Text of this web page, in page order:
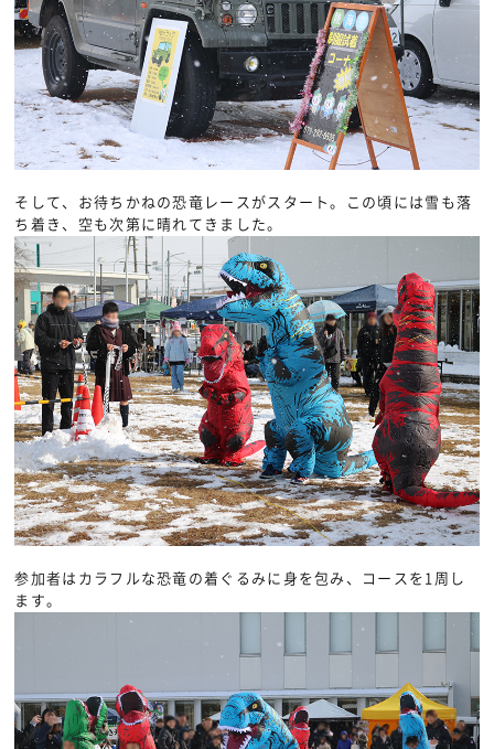
そして、お待ちかねの恐竜レースがスタート。この頃には雪も落
ち着き、空も次第に晴れてきました。
参加者はカラフルな恐竜の着ぐるみに身を包み、コースを1周し
ます。